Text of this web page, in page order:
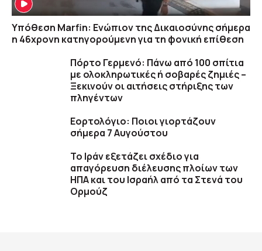
Υπόθεση Marfin: Ενώπιον της Δικαιοσύνης σήμερα
η 46χρονη κατηγορούμενη για τη φονική επίθεση
Πόρτο Γερμενό: Πάνω από 100 σπίτια
με ολοκληρωτικές ή σοβαρές ζημιές –
Ξεκινούν οι αιτήσεις στήριξης των
πληγέντων
Εορτολόγιο: Ποιοι γιορτάζουν
σήμερα 7 Αυγούστου
Το Ιράν εξετάζει σχέδιο για
απαγόρευση διέλευσης πλοίων των
ΗΠΑ και του Ισραήλ από τα Στενά του
Ορμούζ